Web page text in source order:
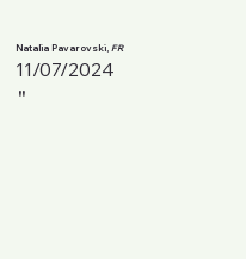
Natalia Pavarovski,FR
11/07/2024
"